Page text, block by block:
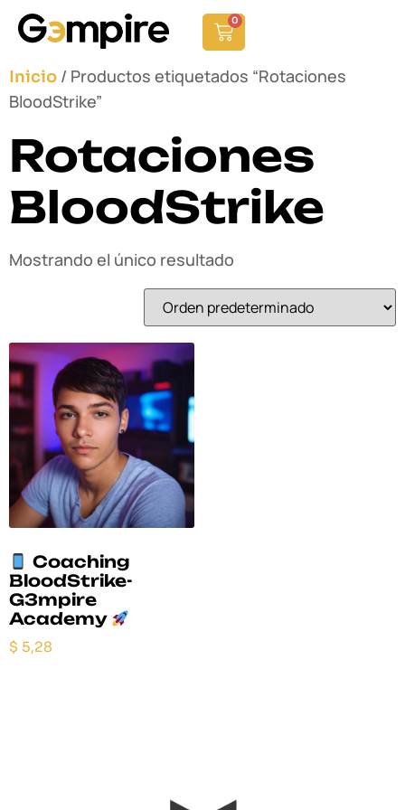
0
Inicio / Productos etiquetados “Rotaciones
BloodStrike”
Rotaciones
BloodStrike
Mostrando el único resultado
Coaching
BloodStrike-
G3mpire
Academy
$ 5,28